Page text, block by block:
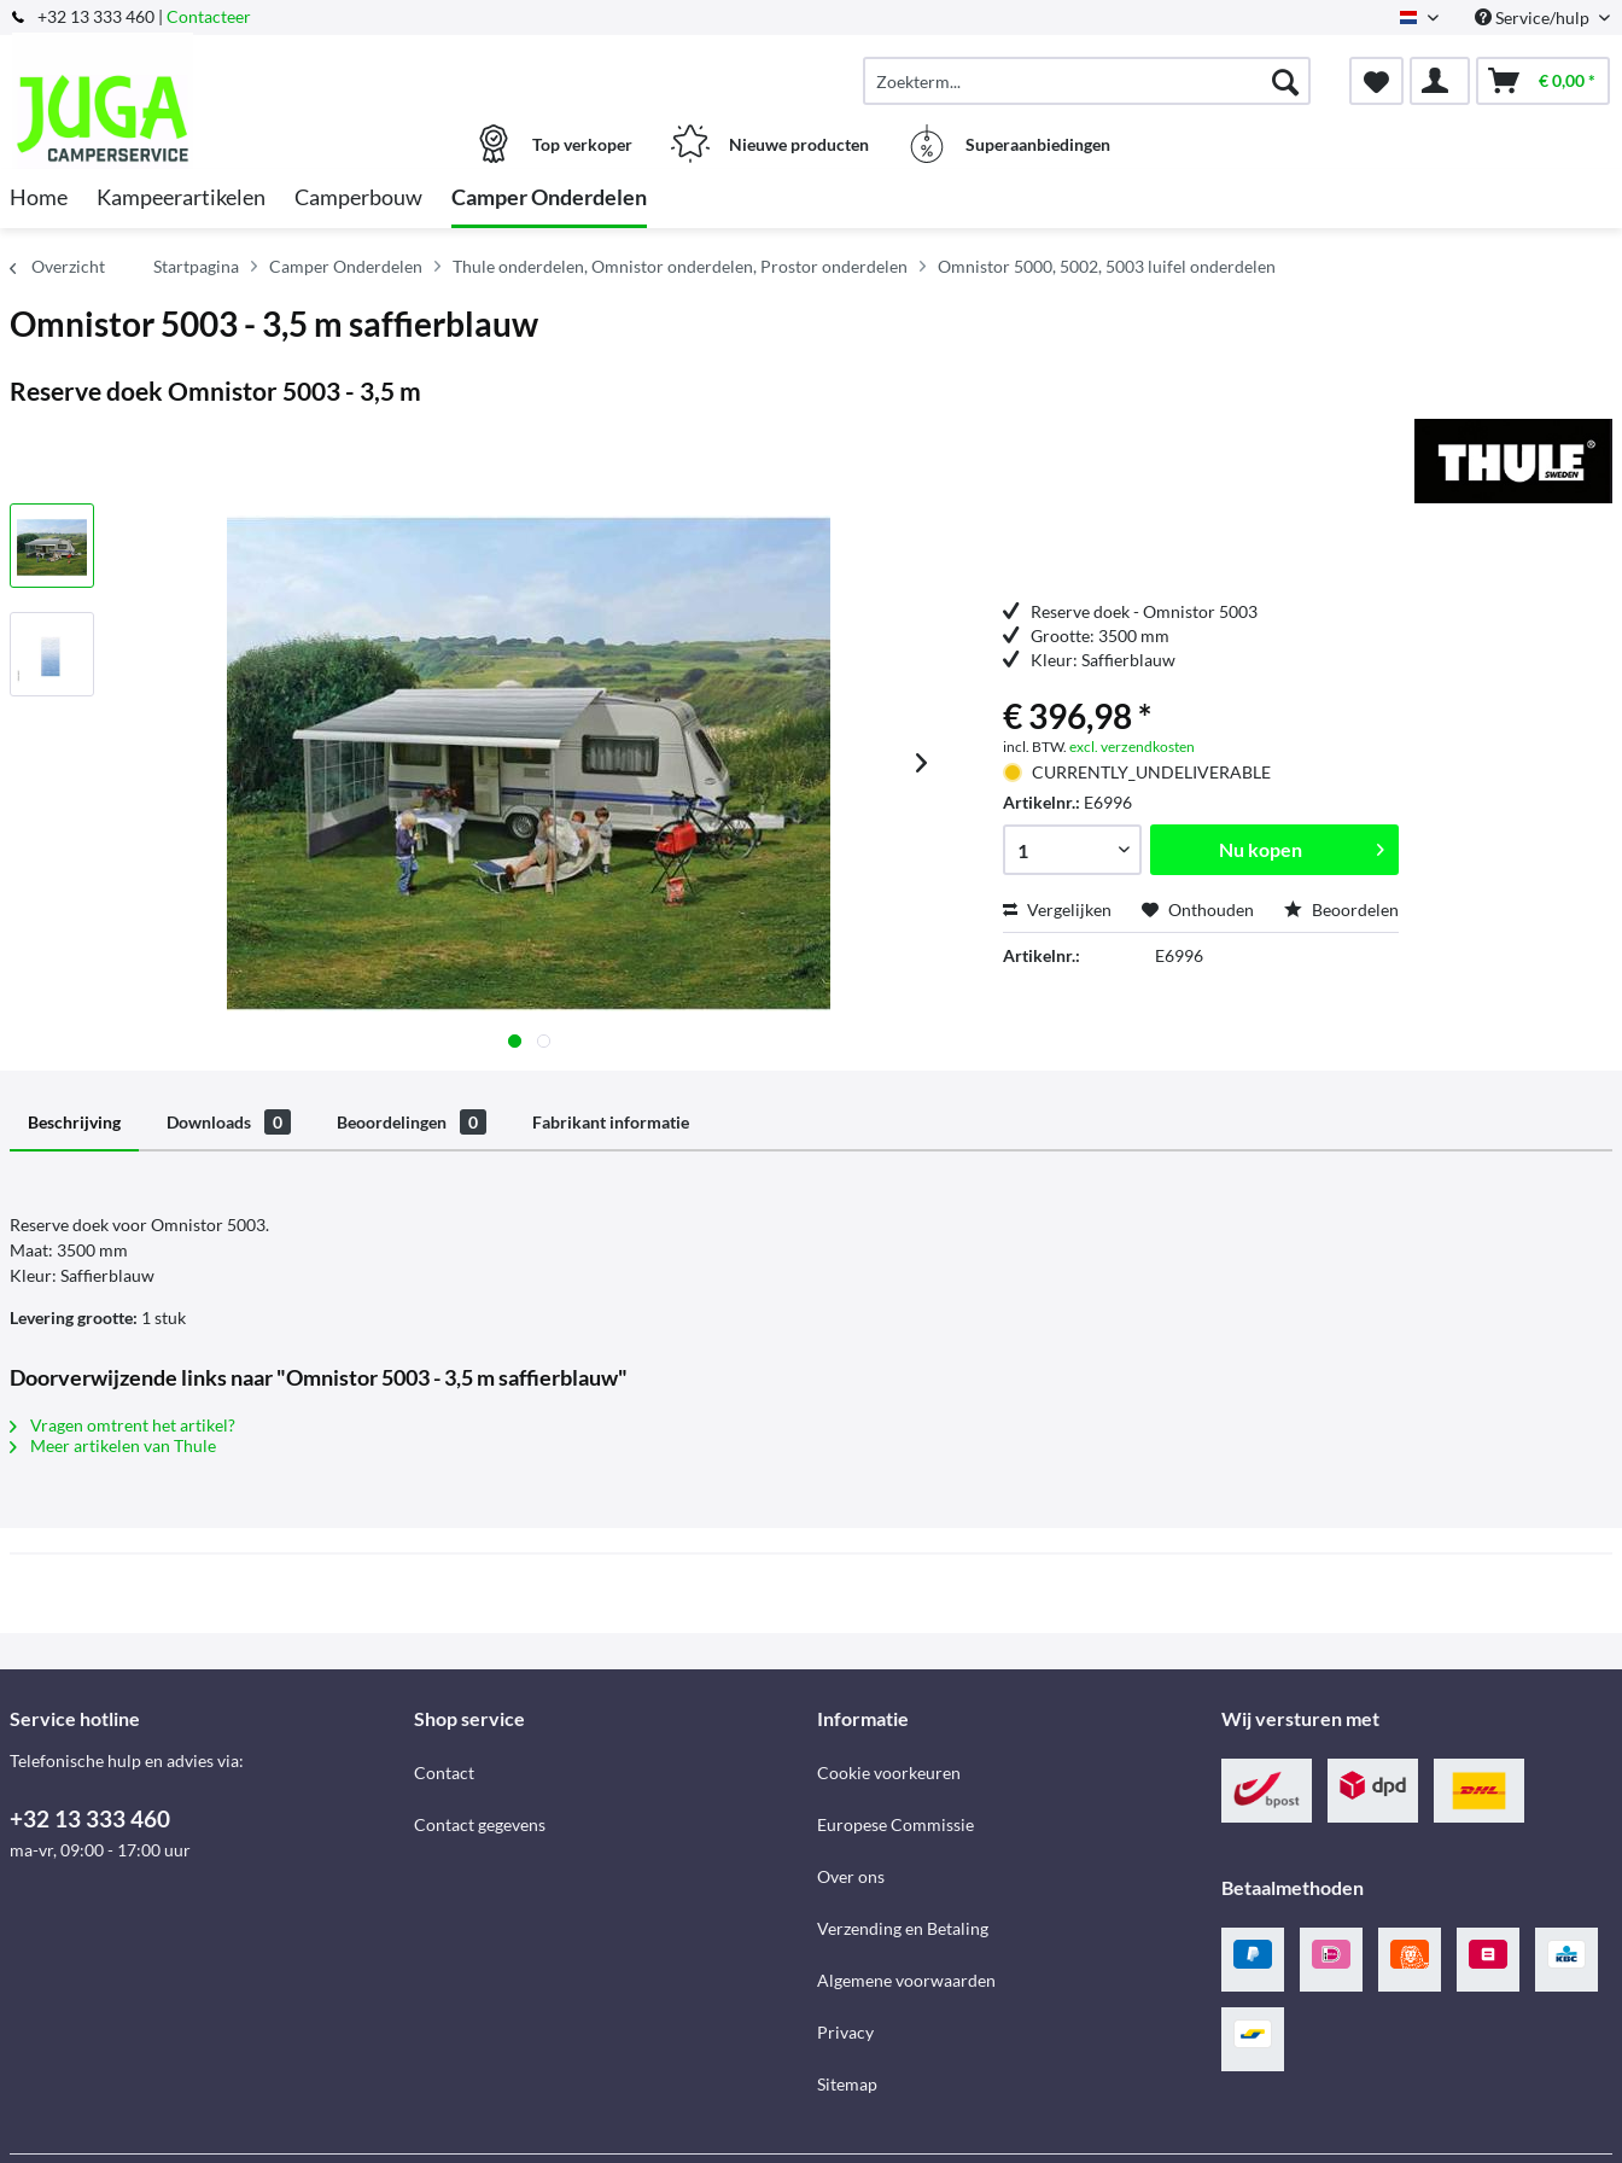
+32 13 333 460 | Contacteer Dutch Service/hulp
€ 0,00 *
Top verkoper Nieuwe producten Superaanbiedingen
Home Kampeerartikelen Camperbouw Camper Onderdelen
Overzicht Startpagina Camper Onderdelen Thule onderdelen, Omnistor onderdelen, Prostor onderdelen Omnistor 5000, 5002, 5003 luifel onderdelen
Omnistor 5003 - 3,5 m saffierblauw
Reserve doek Omnistor 5003 - 3,5 m
Reserve doek - Omnistor 5003
Grootte: 3500 mm
Kleur: Saffierblauw
€ 396,98 *
incl. BTW.excl. verzendkosten
CURRENTLY_UNDELIVERABLE
Artikelnr.: E6996
Nu kopen
Vergelijken Onthouden Beoordelen
Artikelnr.: E6996
Beschrijving Downloads 0 Beoordelingen 0 Fabrikant informatie
Reserve doek voor Omnistor 5003.
Maat: 3500 mm
Kleur: Saffierblauw
Levering grootte: 1 stuk
Doorverwijzende links naar "Omnistor 5003 - 3,5 m saffierblauw"
Vragen omtrent het artikel?
Meer artikelen van Thule
Service hotline
Telefonische hulp en advies via:
+32 13 333 460
ma-vr, 09:00 - 17:00 uur
Shop service
Contact
Contact gegevens
Informatie
Cookie voorkeuren
Europese Commissie
Over ons
Verzending en Betaling
Algemene voorwaarden
Privacy
Sitemap
Wij versturen met
Betaalmethoden